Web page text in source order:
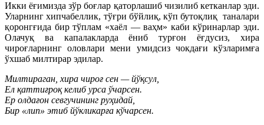
Икки ёғимизда зўр боғлар қаторлашиб чизилиб кетканлар эди.
Уларнинг хипчабеллик, тўғри бўйлиқ, кўп бутоқлиқ таналари
қоронгғида бир тўплам «хаёл — ваҳм» каби кўринарлар эди.
Олачуқ ва капалакларда ёниб турғон ёғдусиз, хира
чироғларнинг оловлари мени умидсиз чокдағи кўзларимға
ўхшаб милтирар эдилар.
Милтираган, хира чироғ сен — йўқсул,
Ел қаттиғроқ келиб урса ўчарсен.
Ер олдағон севгучининг руҳидай,
Бир «лип» этиб йўкликарға кўчарсен.